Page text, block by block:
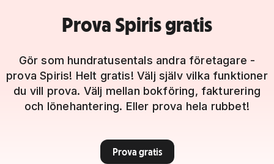
Prova Spiris gratis
Gör som hundratusentals andra företagare -
prova Spiris! Helt gratis! Välj själv vilka funktioner
du vill prova. Välj mellan bokföring, fakturering
och lönehantering. Eller prova hela rubbet!
Prova gratis